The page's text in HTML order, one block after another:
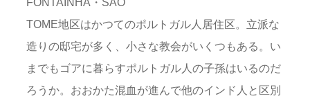
TOME地区はかつてのポルトガル人居住区。立派な
造りの邸宅が多く、小さな教会がいくつもある。い
までもゴアに暮らすポルトガル人の子孫はいるのだ
ろうか。おおかた混血が進んで他のインド人と区別